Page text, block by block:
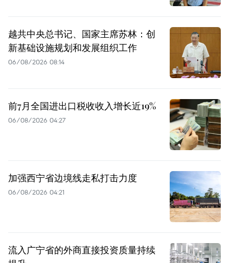
越共中央总书记、国家主席苏林：创
新基础设施规划和发展组织工作
06/08/2026 08:14
前7月全国进出口税收收入增长近19%
06/08/2026 04:27
加强西宁省边境线走私打击力度
06/08/2026 04:21
流入广宁省的外商直接投资质量持续